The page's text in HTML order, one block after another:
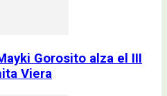
Gorosito alza el III
Viera